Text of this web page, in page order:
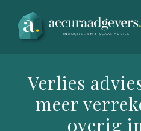
Verlies
meer
overig